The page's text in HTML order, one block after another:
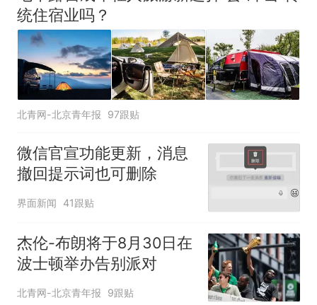
统住宿业吗？
北青网-北京青年报 97跟贴
微信官宣功能更新，消息
撤回提示词也可删除
界面新闻 41跟贴
杰伦-布朗将于8月30日在
波士顿举办告别派对
北青网-北京青年报 9跟贴